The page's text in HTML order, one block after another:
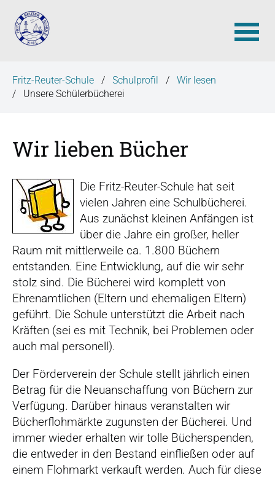
Fritz-Reuter-Schule Schulprofil
Wir lesen
Unsere Schülerbücherei
Wir lieben Bücher
Die Fritz-Reuter-Schule hat seit
vielen Jahren eine Schulbücherei.
Aus zunächst kleinen Anfängen ist
über die Jahre ein großer, heller
Raum mit mittlerweile ca. 1.800 Büchern
entstanden. Eine Entwicklung, auf die wir sehr
stolz sind. Die Bücherei wird komplett von
Ehrenamtlichen (Eltern und ehemaligen Eltern)
geführt. Die Schule unterstützt die Arbeit nach
Kräften (sei es mit Technik, bei Problemen oder
auch mal personell).
Der Förderverein der Schule stellt jährlich einen
Betrag für die Neuanschaffung von Büchern zur
Verfügung. Darüber hinaus veranstalten wir
Bücherflohmärkte zugunsten der Bücherei. Und
immer wieder erhalten wir tolle Bücherspenden,
die entweder in den Bestand einfließen oder auf
einem Flohmarkt verkauft werden. Auch für diese